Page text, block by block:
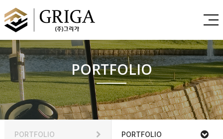
PORTFOLIO
PORTFOLIO PORTFOLIO